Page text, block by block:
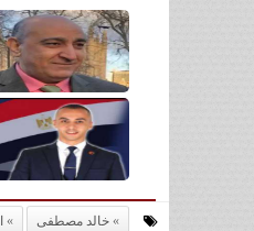
خالد مصطفى